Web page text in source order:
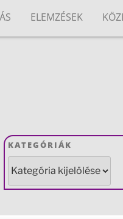
ELEMZÉSEK
KATEGÓRIÁK